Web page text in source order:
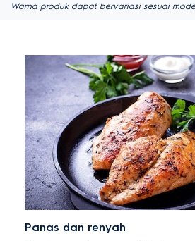
Warna produk dapat bervariasi sesuai
Panas dan renyah